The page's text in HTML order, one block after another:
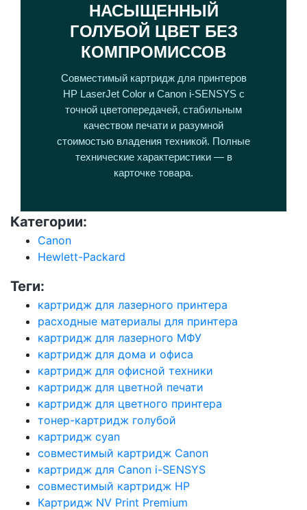
НАСЫЩЕННЫЙ
ГОЛУБОЙ ЦВЕТ БЕЗ
КОМПРОМИССОВ
Совместимый картридж для принтеров
HP LaserJet Color и Canon i-SENSYS с
точной цветопередачей, стабильным
качеством печати и разумной
стоимостью владения техникой. Полные
технические характеристики — в
карточке товара.
Категории:
Canon
Hewlett-Packard
Теги:
картридж для лазерного принтера
расходные материалы для принтера
картридж для лазерного МФУ
картридж для дома и офиса
картридж для офисной техники
картридж для цветной печати
картридж для цветного принтера
тонер-картридж голубой
картридж cyan
совместимый картридж Canon
картридж для Canon i-SENSYS
совместимый картридж HP
Картридж NV Print Premium